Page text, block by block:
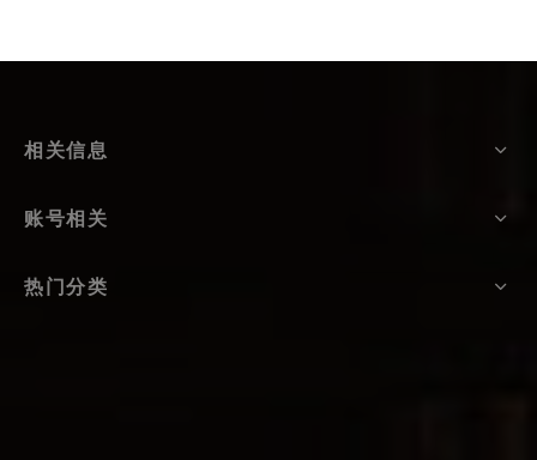
相关信息
账号相关
热门分类